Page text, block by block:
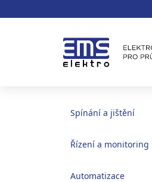
Spínání a jištění
Řízení a monitoring
Automatizace